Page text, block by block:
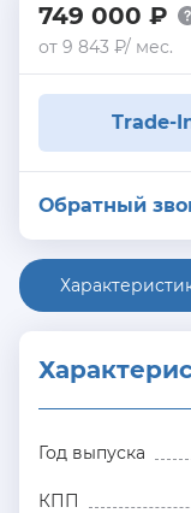
749 000 ₽
от 9 843 ₽/ мес.
Trade-
Обратный
Год выпуска
КПП